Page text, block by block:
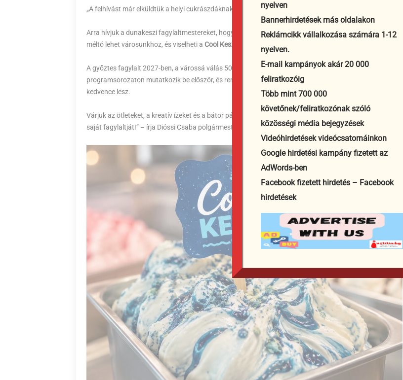
„A felhívást már elküldtük a helyi cukrászdáknak és fagyizóknak, most pedig várjuk a jelentkezőket!
Arra hívjuk a dunakeszi fagylaltmestereket, hogy alkossanak egy különleges, egyedi receptet, amely
méltó lehet városunkhoz, és viselheti a Cool Keszi
A győztes fagylalt 2027-ben, a várossá válás 50. évfordulója alkalmából megrendezett jubileumi
programsorozaton mutatkozik be először, és reményeink szerint hosszú évekre Dunakeszi egyik
kedvence lesz.
Várjuk az ötleteket, a kreatív ízeket és a bátor pályázókat! Találjuk meg együtt a
saját fagylaltját!” – írja Dióssi Csaba polgármester.
nyelven
Bannerhirdetések más oldalakon
Reklámcikk vállalkozása számára 1-12
nyelven.
E-mail kampányok akár 20 000
feliratkozóig
Több mint 700 000
követőnek/feliratkozónak szóló
közösségi média bejegyzések
Videóhirdetések videócsatornáinkon
Google hirdetési kampány fizetett az
AdWords-ben
Facebook fizetett hirdetés – Facebook
hirdetések